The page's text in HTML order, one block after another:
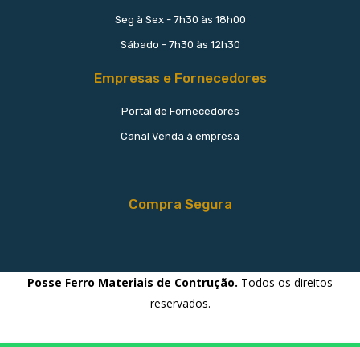
Seg à Sex - 7h30 às 18h00
Sábado - 7h30 às 12h30
Empresas e Fornecedores
Portal de Fornecedores
Canal Venda à empresa
Compra Segura
Posse Ferro Materiais de Contrução. Todos os direitos
reservados.